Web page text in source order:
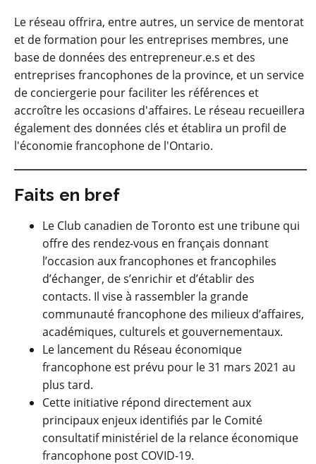
Le réseau offrira, entre autres, un service de mentorat
et de formation pour les entreprises membres, une
base de données des entrepreneur.e.s et des
entreprises francophones de la province, et un service
de conciergerie pour faciliter les références et
accroître les occasions d'affaires. Le réseau recueillera
également des données clés et établira un profil de
l'économie francophone de l'Ontario.
Faits en bref
Le Club canadien de Toronto est une tribune qui
offre des rendez-vous en français donnant
l’occasion aux francophones et francophiles
d’échanger, de s’enrichir et d’établir des
contacts. Il vise à rassembler la grande
communauté francophone des milieux d’affaires,
académiques, culturels et gouvernementaux.
Le lancement du Réseau économique
francophone est prévu pour le 31 mars 2021 au
plus tard.
Cette initiative répond directement aux
principaux enjeux identifiés par le Comité
consultatif ministériel de la relance économique
francophone post COVID-19.